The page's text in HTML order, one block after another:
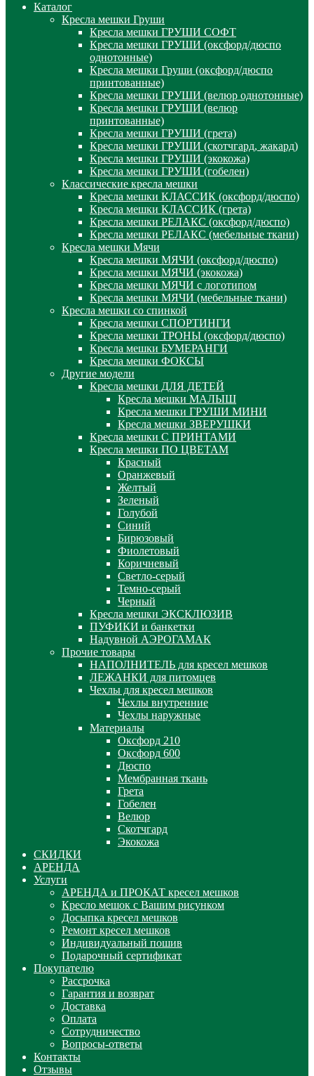
Каталог
Кресла мешки Груши
Кресла мешки ГРУШИ СОФТ
Кресла мешки ГРУШИ (оксфорд/дюспо
однотонные)
Кресла мешки Груши (оксфорд/дюспо
принтованные)
Кресла мешки ГРУШИ (велюр однотонные)
Кресла мешки ГРУШИ (велюр
принтованные)
Кресла мешки ГРУШИ (грета)
Кресла мешки ГРУШИ (скотчгард, жакард)
Кресла мешки ГРУШИ (экокожа)
Кресла мешки ГРУШИ (гобелен)
Классические кресла мешки
Кресла мешки КЛАССИК (оксфорд/дюспо)
Кресла мешки КЛАССИК (грета)
Креслa мешки РЕЛАКС (оксфорд/дюспо)
Креслa мешки РЕЛАКС (мебельные ткани)
Кресла мешки Мячи
Кресла мешки МЯЧИ (оксфорд/дюспо)
Кресла мешки МЯЧИ (экокожа)
Кресла мешки МЯЧИ с логотипом
Кресла мешки МЯЧИ (мебельные ткани)
Кресла мешки со спинкой
Кресла мешки СПОРТИНГИ
Кресла мешки ТРОНЫ (оксфорд/дюспо)
Кресла мешки БУМЕРАНГИ
Кресла мешки ФОКСЫ
Другие модели
Кресла мешки ДЛЯ ДЕТЕЙ
Кресла мешки МАЛЫШ
Кресла мешки ГРУШИ МИНИ
Кресла мешки ЗВЕРУШКИ
Кресла мешки С ПРИНТАМИ
Кресла мешки ПО ЦВЕТАМ
Красный
Оранжевый
Желтый
Зеленый
Голубой
Синий
Бирюзовый
Фиолетовый
Коричневый
Светло-серый
Темно-серый
Черный
Кресла мешки ЭКСКЛЮЗИВ
ПУФИКИ и банкетки
Надувной АЭРОГАМАК
Прочие товары
НАПОЛНИТЕЛЬ для кресел мешков
ЛЕЖАНКИ для питомцев
Чехлы для кресел мешков
Чехлы внутренние
Чехлы наружные
Материалы
Оксфорд 210
Оксфорд 600
Дюспо
Мембранная ткань
Грета
Гобелен
Велюр
Скотчгард
Экокожа
СКИДКИ
АРЕНДА
Услуги
АРЕНДА и ПРОКАТ кресел мешков
Кресло мешок с Вашим рисунком
Досыпка кресел мешков
Ремонт кресел мешков
Индивидуальный пошив
Подарочный сертификат
Покупателю
Рассрочка
Гарантия и возврат
Доставка
Оплата
Сотрудничество
Вопросы-ответы
Контакты
Отзывы